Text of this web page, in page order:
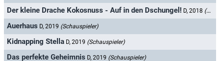
Der kleine Drache Kokosnuss - Auf in den Dschungel! D, 2018 (Deutscher Sprecher)
Auerhaus D, 2019 (Schauspieler)
Kidnapping Stella D, 2019 (Schauspieler)
Das perfekte Geheimnis D, 2019 (Schauspieler)